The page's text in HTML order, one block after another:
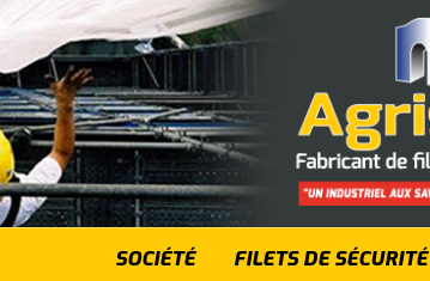
SOCIÉTÉ FILETS DE SÉCURITÉ